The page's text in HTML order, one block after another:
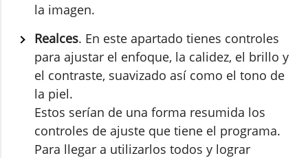
la imagen.
Realces. En este apartado tienes controles
para ajustar el enfoque, la calidez, el brillo y
el contraste, suavizado así como el tono de
la piel.
Estos serían de una forma resumida los
controles de ajuste que tiene el programa.
Para llegar a utilizarlos todos y lograr